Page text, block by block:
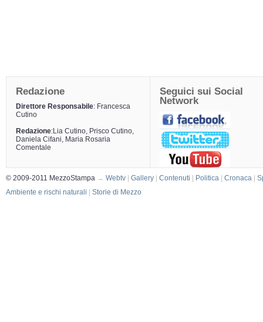
Redazione
Direttore Responsabile: Francesca
Cutino
Redazione:Lia Cutino, Prisco Cutino,
Daniela Cifani, Maria Rosaria
Comentale
Seguici sui Social
Network
© 2009-2011 MezzoStampa → Webtv Gallery Contenuti Politica Cronaca
Ambiente e rischi naturali Storie di Mezzo